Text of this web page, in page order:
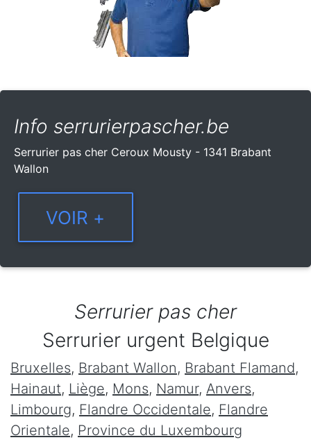
Info serrurierpascher.be
Serrurier pas cher Ceroux Mousty - 1341 Brabant
Wallon
Serrurier pas cher
Serrurier urgent Belgique
Bruxelles, Brabant Wallon, Brabant Flamand,
Hainaut, Liège, Mons, Namur, Anvers,
Limbourg, Flandre Occidentale, Flandre
Orientale, Province du Luxembourg